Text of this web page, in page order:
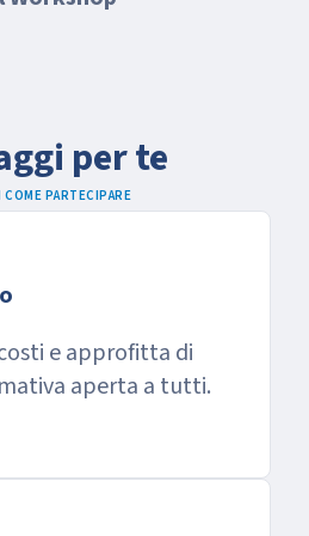
per te
PARTECIPARE
e approfitta di
aperta a tutti.